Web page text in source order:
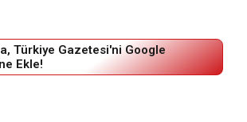
Türkiye Gazetesi'ni Google
Ekle!